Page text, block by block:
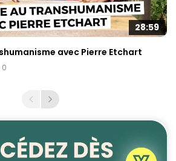
28:59
avec Pierre Etchart
0